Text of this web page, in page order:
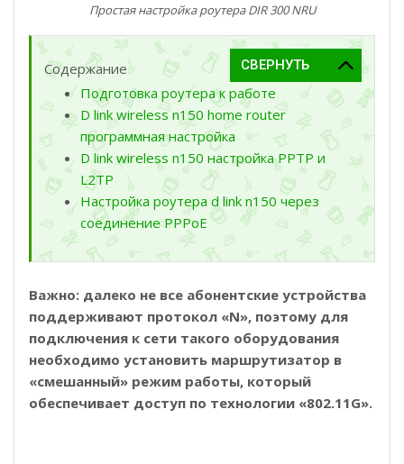
Простая настройка роутера DIR 300 NRU
Содержание
Подготовка роутера к работе
D link wireless n150 home router
программная настройка
D link wireless n150 настройка PPTP и
L2TP
Настройка роутера d link n150 через
соединение PPPoE
Важно: далеко не все абонентские устройства
поддерживают протокол «N», поэтому для
подключения к сети такого оборудования
необходимо установить маршрутизатор в
«смешанный» режим работы, который
обеспечивает доступ по технологии «802.11G».